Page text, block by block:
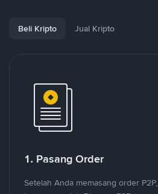
Beli Kripto Jual Kripto
1. Pasang Order
Setelah Anda memasang order